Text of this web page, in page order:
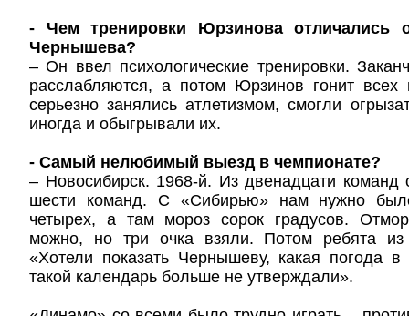
- Чем тренировки Юрзинова отличались
Чернышева?
– Он ввел психологические тренировки.
расслабляются, а потом Юрзинов гонит всех
серьезно занялись атлетизмом, смогли
иногда и обыгрывали их.
- Самый нелюбимый выезд в чемпионате?
– Новосибирск. 1968-й. Из двенадцати команд
шести команд. С «Сибирью» нам нужно
четырех, а там мороз сорок градусов.
можно, но три очка взяли. Потом ребята из
«Хотели показать Чернышеву, какая погода
такой календарь больше не утверждали».